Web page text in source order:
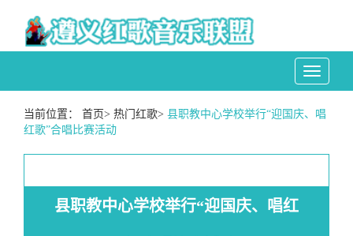
Toggle
当前位置： 首页> 热门红歌> 县职教中心学校举行“迎国庆、唱
红歌”合唱比赛活动
县职教中心学校举行“迎国庆、唱红